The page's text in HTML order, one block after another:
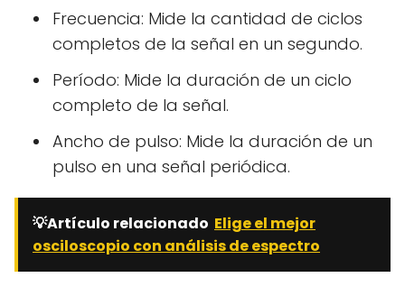
Frecuencia: Mide la cantidad de ciclos
completos de la señal en un segundo.
Período: Mide la duración de un ciclo
completo de la señal.
Ancho de pulso: Mide la duración de un
pulso en una señal periódica.
💡Artículo relacionado Elige el mejor
osciloscopio con análisis de espectro